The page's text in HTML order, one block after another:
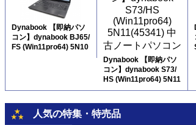
Dynabook 【即納パソ
コン】dynabook BJ65/
FS (Win11pro64) 5N10
Dynabook 【即納パソ
コン】dynabook S73/
HS (Win11pro64) 5N11
人気の特集・特売品